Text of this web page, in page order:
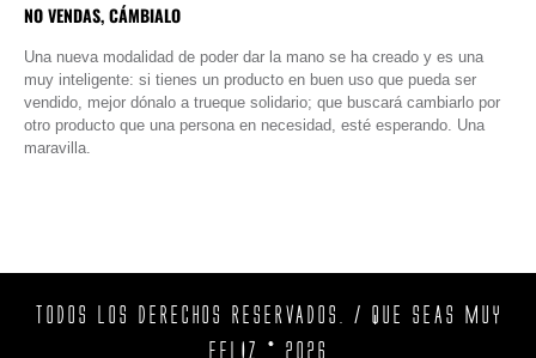
NO VENDAS, CÁMBIALO
Una nueva modalidad de poder dar la mano se ha creado y es una
muy inteligente: si tienes un producto en buen uso que pueda ser
vendido, mejor dónalo a trueque solidario; que buscará cambiarlo por
otro producto que una persona en necesidad, esté esperando. Una
maravilla.
TODOS LOS DERECHOS RESERVADOS. / QUE SEAS MUY
FELIZ © 2026